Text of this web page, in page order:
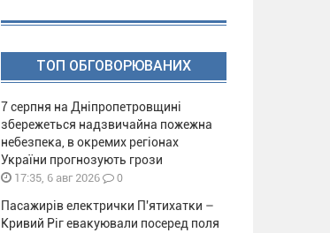
ТОП ОБГОВОРЮВАНИХ
7 серпня на Дніпропетровщині
збережеться надзвичайна пожежна
небезпека, в окремих регіонах
України прогнозують грози
17:35, 6 авг 2026 0
Пасажирів електрички П'ятихатки –
Кривий Ріг евакуювали посеред поля